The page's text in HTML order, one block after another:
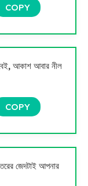
আকাশ আবার নীল
জেদটাই আপনার